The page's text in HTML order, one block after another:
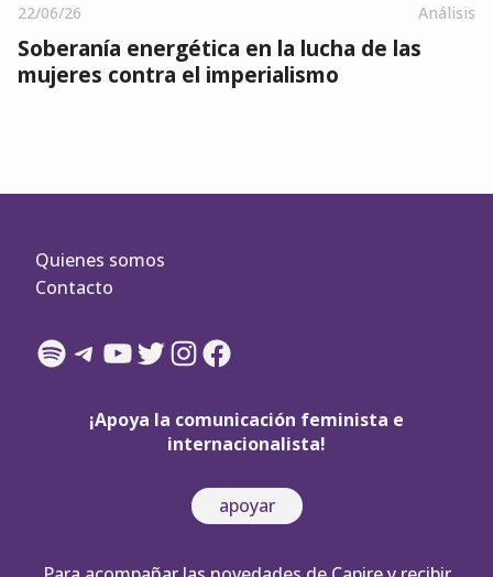
22/06/26 Análisis
Soberanía energética en la lucha de las
mujeres contra el imperialismo
Quienes somos
Contacto
Spotify
Telegram
YouTube
Twitter
Instagram
Facebook
¡Apoya la comunicación feminista e
internacionalista!
apoyar